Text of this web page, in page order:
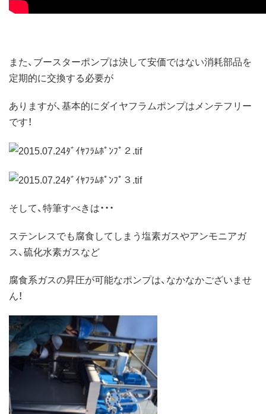
また、ブースターポンプは決して安価ではない消耗部品を
定期的に交換する必要が
ありますが、基本的にダイヤフラムポンプはメンテフリー
です！
そして、特筆すべきは・・・
ステンレスでも腐食してしまう塩素ガスやアンモニアガ
ス、硫化水素ガスなど
腐食系ガスの昇圧が可能なポンプは、なかなかございませ
ん！